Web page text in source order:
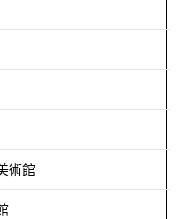
術館